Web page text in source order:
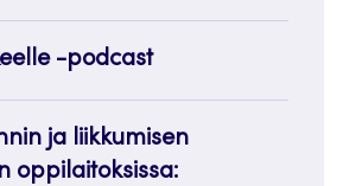
-podcast
ja liikkumisen
oppilaitoksissa: